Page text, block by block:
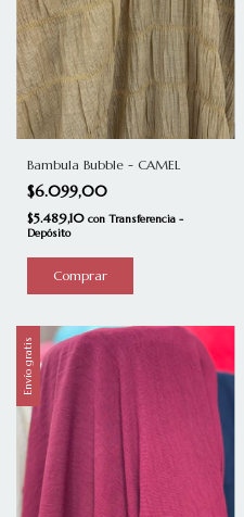
Bambula Bubble - CAMEL
$6.099,00
$5.489,10 con Transferencia -
Depósito
Envío gratis